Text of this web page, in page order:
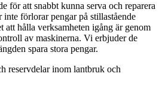
för att snabbt kunna serva och reparera
inte förlorar pengar på stillastående
att hålla verksamheten igång är genom
av maskinerna. Vi erbjuder de
spara stora pengar.
reservdelar inom lantbruk och